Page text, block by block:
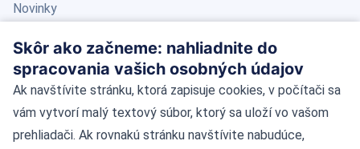
Novinky
Blog
Kontakt
Kontaktné údaje
Skôr ako začneme: nahliadnite do
spracovania vašich osobných údajov
Ak navštívite stránku, ktorá zapisuje cookies, v počítači sa
vám vytvorí malý textový súbor, ktorý sa uloží vo vašom
prehliadači. Ak rovnakú stránku navštívite nabudúce,